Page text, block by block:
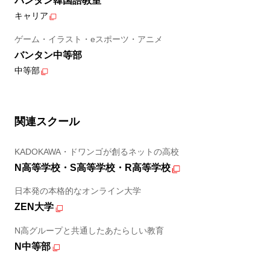
キャリア
ゲーム・イラスト・eスポーツ・アニメ
バンタン中等部
中等部
関連スクール
KADOKAWA・ドワンゴが創るネットの高校
N高等学校・S高等学校・R高等学校
日本発の本格的なオンライン大学
ZEN大学
N高グループと共通したあたらしい教育
N中等部